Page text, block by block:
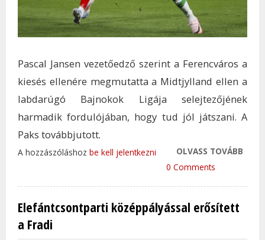
Pascal Jansen vezetőedző szerint a Ferencváros a
kiesés ellenére megmutatta a Midtjylland ellen a
labdarúgó Bajnokok Ligája selejtezőjének
harmadik fordulójában, hogy tud jól játszani. A
Paks továbbjutott.
OLVASS TOVÁBB
A hozzászóláshoz be kell jelentkezni
0 Comments
Elefántcsontparti középpályással erősített
a Fradi